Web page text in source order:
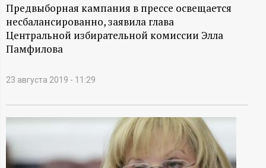
Н
-
и
н
ф
о
Предвыборная кампания в прессе освещается
несбалансированно, заявила глава
Центральной избирательной комиссии Элла
Памфилова
23 августа 2019 - 11:29